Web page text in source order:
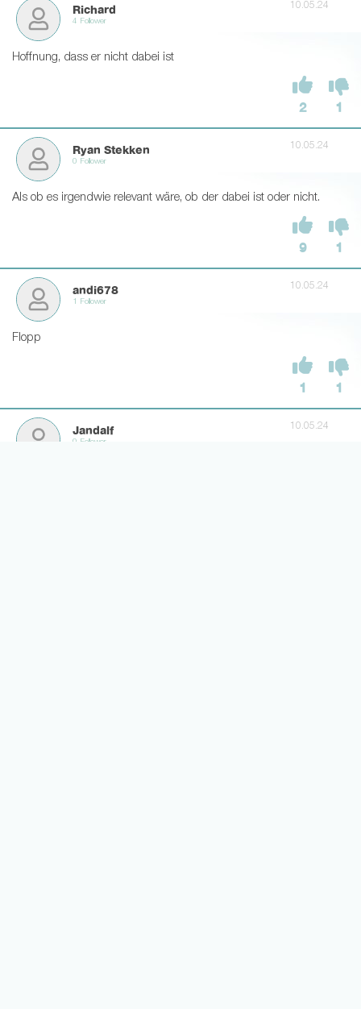
Richard
4 Follower
10.05.24
Hoffnung, dass er nicht dabei ist
2 1
Ryan Stekken
0 Follower
10.05.24
Als ob es irgendwie relevant wäre, ob der dabei ist oder nicht.
9 1
andi678
1 Follower
10.05.24
Flopp
1 1
Jandalf
0 Follower
10.05.24